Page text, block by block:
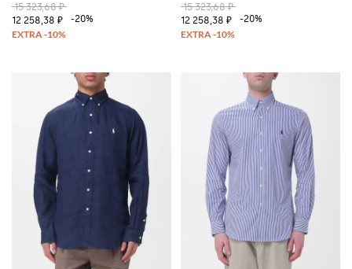
15 323,68 ₽
12 258,38 ₽
-20%
15 323,68 ₽
12 258,38 ₽
-20%